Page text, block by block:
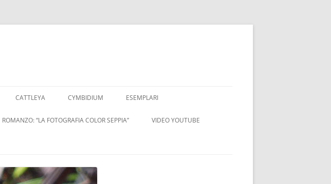
CATTLEYA CYMBIDIUM ESEMPLARI
ROMANZO: “LA FOTOGRAFIA COLOR SEPPIA” VIDEO YOUTUBE